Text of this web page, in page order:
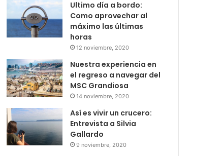
Ultimo día a bordo:
Como aprovechar al
máximo las últimas
horas
12 noviembre, 2020
Nuestra experiencia en
el regreso a navegar del
MSC Grandiosa
14 noviembre, 2020
Así es vivir un crucero:
Entrevista a Silvia
Gallardo
9 noviembre, 2020